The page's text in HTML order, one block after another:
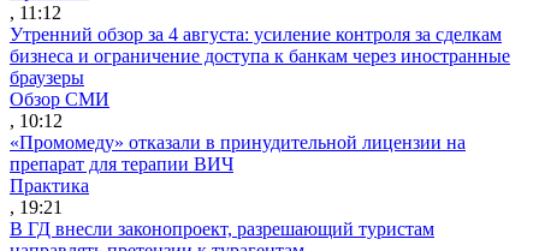
, 11:12
Утренний обзор за 4 августа: усиление контроля за сделкам
бизнеса и ограничение доступа к банкам через иностранные
браузеры
Обзор СМИ
, 10:12
«Промомеду» отказали в принудительной лицензии на
препарат для терапии ВИЧ
Практика
, 19:21
В ГД внесли законопроект, разрешающий туристам